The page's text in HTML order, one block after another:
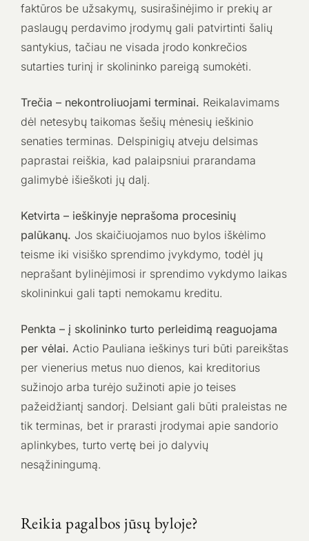
faktūros be užsakymų, susirašinėjimo ir prekių ar
paslaugų perdavimo įrodymų gali patvirtinti šalių
santykius, tačiau ne visada įrodo konkrečios
sutarties turinį ir skolininko pareigą sumokėti.
Trečia – nekontroliuojami terminai. Reikalavimams
dėl netesybų taikomas šešių mėnesių ieškinio
senaties terminas. Delspinigių atveju delsimas
paprastai reiškia, kad palaipsniui prarandama
galimybė išieškoti jų dalį.
Ketvirta – ieškinyje neprašoma procesinių
palūkanų. Jos skaičiuojamos nuo bylos iškėlimo
teisme iki visiško sprendimo įvykdymo, todėl jų
neprašant bylinėjimosi ir sprendimo vykdymo laikas
skolininkui gali tapti nemokamu kreditu.
Penkta – į skolininko turto perleidimą reaguojama
per vėlai. Actio Pauliana ieškinys turi būti pareikštas
per vienerius metus nuo dienos, kai kreditorius
sužinojo arba turėjo sužinoti apie jo teises
pažeidžiantį sandorį. Delsiant gali būti praleistas ne
tik terminas, bet ir prarasti įrodymai apie sandorio
aplinkybes, turto vertę bei jo dalyvių
nesąžiningumą.
Reikia pagalbos jūsų byloje?